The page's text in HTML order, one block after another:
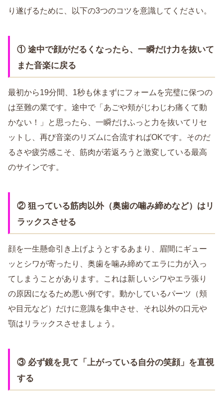
り遂げるために、以下の3つのコツを意識してください。
① 途中で顔がだるくなったら、一瞬だけ力を抜いて
また音楽に戻る
最初から19分間、1秒も休まずにフォームを完璧に保つの
は至難の業です。途中で「あごや頬がじわじわ痛くて動
かない！」と思ったら、一瞬だけふっと力を抜いてリセ
ットし、再び音楽のリズムに合流すればOKです。そのだ
るさや疲労感こそ、筋肉が若返ろうと激変している最高
のサインです。
② 狙っている筋肉以外（奥歯の噛み締めなど）はリ
ラックスさせる
顔を一生懸命引き上げようとするあまり、眉間にギュー
ッとシワが寄ったり、奥歯を噛み締めてエラに力が入っ
てしまうことがあります。これは新しいシワやエラ張り
の原因になるため悪い例です。動かしているパーツ（頬
や目元など）だけに意識を集中させ、それ以外の口元や
顎はリラックスさせましょう。
③ 必ず鏡を見て「上がっている自分の笑顔」を直視
する